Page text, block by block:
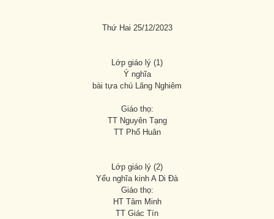
Thứ Hai 25/12/2023
Lớp giáo lý (1)
Ý nghĩa
bài tựa chú Lăng Nghiêm
Giáo thọ:
TT Nguyên Tạng
TT Phổ Huân
Lớp giáo lý (2)
Yếu nghĩa kinh A Di Đà
Giáo thọ:
HT Tâm Minh
TT Giác Tín